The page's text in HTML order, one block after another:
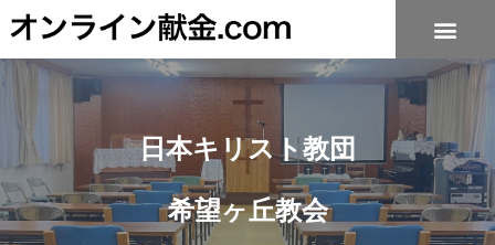
日本キリスト教団
希望ヶ丘教会